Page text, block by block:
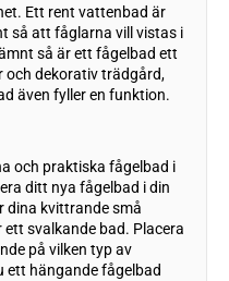
Ett rent vattenbad är
så att fåglarna vill vistas i
så är ett fågelbad ett
och dekorativ trädgård,
även fyller en funktion.
och praktiska fågelbad i
ditt nya fågelbad i din
dina kvittrande små
svalkande bad. Placera
på vilken typ av
ett hängande fågelbad